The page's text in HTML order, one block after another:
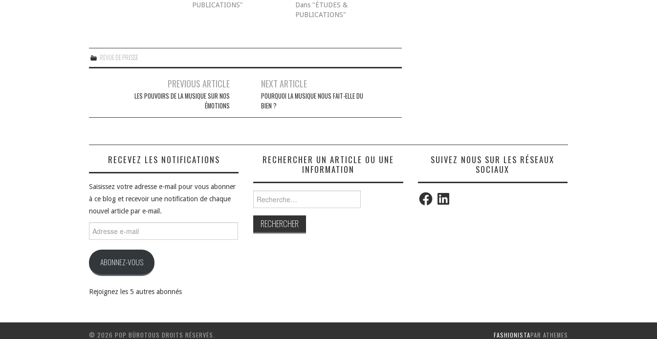
PUBLICATIONS"
Dans "ÉTUDES &
PUBLICATIONS"
REVUE DE PRESSE
PREVIOUS ARTICLE
LES POUVOIRS DE LA MUSIQUE SUR NOS
ÉMOTIONS
NEXT ARTICLE
POURQUOI LA MUSIQUE NOUS FAIT-ELLE DU
BIEN ?
RECEVEZ LES NOTIFICATIONS
Saisissez votre adresse e-mail pour vous abonner
à ce blog et recevoir une notification de chaque
nouvel article par e-mail.
e-
ABONNEZ-VOUS
Rejoignez les 5 autres abonnés
RECHERCHER UN ARTICLE OU UNE
INFORMATION
SUIVEZ NOUS SUR LES RÉSEAUX
SOCIAUX
FacebookLinkedIn
© 2026 POP BÜROTOUS DROITS RÉSERVÉS. FASHIONISTAPAR ATHEMES